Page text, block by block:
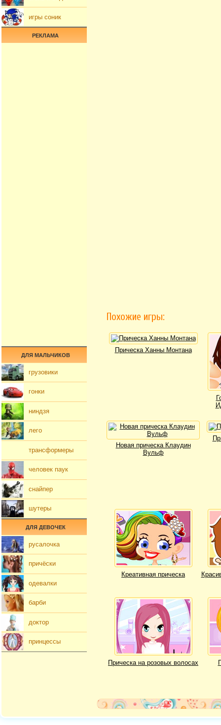
Похожие игры:
Прическа Ханны Монтана
Новая прическа Клаудин
Вульф
Креативная прическа
Прическа на розовых волосах
игры соник
РЕКЛАМА
ДЛЯ МАЛЬЧИКОВ
грузовики
гонки
ниндзя
лего
трансформеры
человек паук
снайпер
шутеры
ДЛЯ ДЕВОЧЕК
русалочка
причёски
одевалки
барби
доктор
принцессы